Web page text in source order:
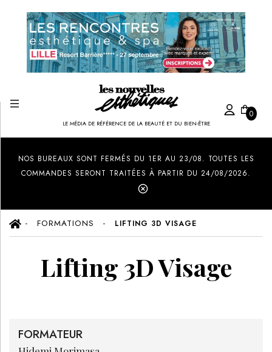
LE MÉDIA DE RÉFÉRENCE DE LA BEAUTÉ ET DU BIEN-ÊTRE
0
NOS BUREAUX SONT FERMÉS DU 1ER AU 23/08. TOUTES LES
COMMANDES SERONT TRAITÉES À PARTIR DU 24/08/2026.
FORMATIONS LIFTING 3D VISAGE
Lifting 3D Visage
FORMATEUR